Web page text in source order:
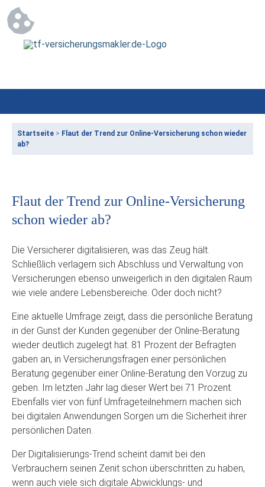
Startseite > Flaut der Trend zur Online-Versicherung schon wieder
ab?
Flaut der Trend zur Online-Versicherung
schon wieder ab?
Die Versicherer digitalisieren, was das Zeug hält.
Schließlich verlagern sich Abschluss und Verwaltung von
Versicherungen ebenso unweigerlich in den digitalen Raum
wie viele andere Lebensbereiche. Oder doch nicht?
Eine aktuelle Umfrage zeigt, dass die persönliche Beratung
in der Gunst der Kunden gegenüber der Online-Beratung
wieder deutlich zugelegt hat. 81 Prozent der Befragten
gaben an, in Versicherungsfragen einer persönlichen
Beratung gegenüber einer Online-Beratung den Vorzug zu
geben. Im letzten Jahr lag dieser Wert bei 71 Prozent.
Ebenfalls vier von fünf Umfrageteilnehmern machen sich
bei digitalen Anwendungen Sorgen um die Sicherheit ihrer
persönlichen Daten.
Der Digitalisierungs-Trend scheint damit bei den
Verbrauchern seinen Zenit schon überschritten zu haben,
wenn auch viele sich digitale Abwicklungs- und